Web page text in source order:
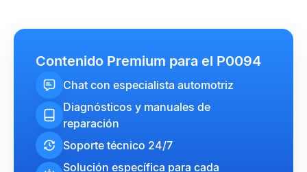
Contenido Premium para el P0094
Chat con especialista automotriz
Diagnósticos y manuales de
reparación
Soporte técnico 24/7
Solución específica para cada